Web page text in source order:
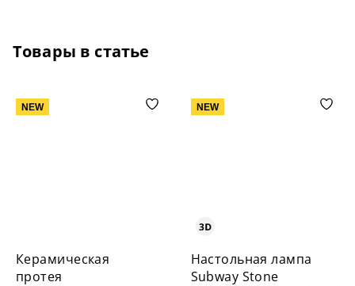
Товары в статье
NEW
Керамическая
протея
NEW
Настольная лампа
Subway Stone